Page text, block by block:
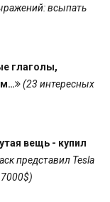
всыпать
глаголы,
(23 интересных
вещь - купил
представил Tesla